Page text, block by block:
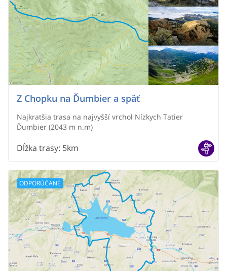
Z Chopku na Ďumbier a späť
Najkratšia trasa na najvyšší vrchol Nízkych Tatier
Ďumbier (2043 m n.m)
Dĺžka trasy: 5km
ODPORÚČANÉ